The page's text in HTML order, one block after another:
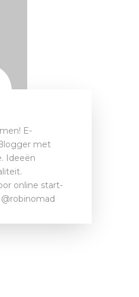
E-
met
Ideeën
online start-